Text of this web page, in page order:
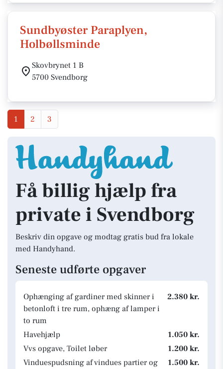
Sundbyøster Paraplyen,
Holbøllsminde
Skovbrynet 1 B
5700 Svendborg
1 2 3
Få billig hjælp fra
private i Svendborg
Beskriv din opgave og modtag gratis bud fra lokale
med Handyhand.
Seneste udførte opgaver
Ophænging af gardiner med skinner i
betonloft i tre rum, ophæng af lamper i
to rum
2.380 kr.
Havehjælp
1.050 kr.
Vvs opgave, Toilet løber
1.200 kr.
Vinduespudsning af vindues partier og
1.500 kr.